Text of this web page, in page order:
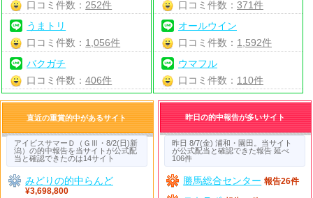
口コミ件数： 252件
うまトリ
口コミ件数： 1,056件
バクガチ
口コミ件数：406件
口コミ件数： 371件
オールウイン
口コミ件数： 1,592件
ウマフル
口コミ件数： 110件
直近の重賞的中があるサイト
アイビスサマーＤ（ＧⅢ・8/2(日)新
潟）の的中報告を当サイトが公式配
当と確認できたのは14サイト
みどりの的中らんど
¥3,698,800
昨日の的中報告が多いサイト
昨日 8/7(金) 浦和・園田。当サイト
が公式配当と確認できた報告 延べ
106件
勝馬総合センター 報告26件